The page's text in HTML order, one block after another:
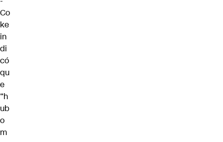
Co
ke
in
di
có
qu
e
“h
ub
o
m